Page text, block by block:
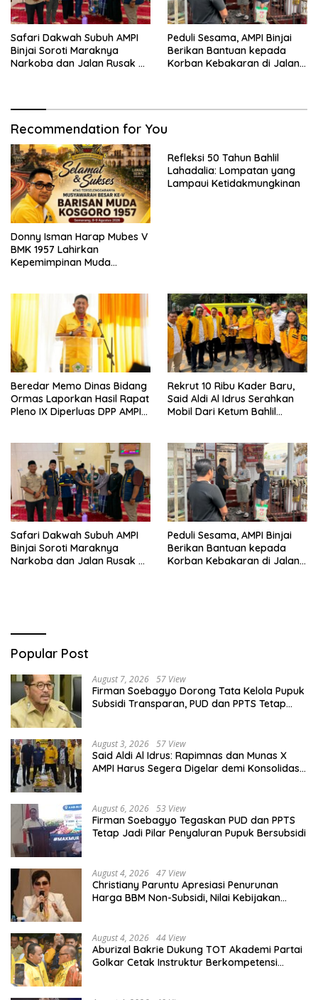
Safari Dakwah Subuh AMPI
Binjai Soroti Maraknya
Narkoba dan Jalan Rusak di
Peduli Sesama, AMPI Binjai
Berikan Bantuan kepada
Korban Kebakaran di Jalan
Recommendation for You
Donny Isman Harap Mubes V
BMK 1957 Lahirkan
Kepemimpinan Muda
1957
Refleksi 50 Tahun Bahlil
Lahadalia: Lompatan yang
Lampaui Ketidakmungkinan
Beredar Memo Dinas Bidang
Ormas Laporkan Hasil Rapat
Pleno IX Diperluas DPP AMPI
Rekrut 10 Ribu Kader Baru,
Said Aldi Al Idrus Serahkan
Mobil Dari Ketum Bahlil
Safari Dakwah Subuh AMPI
Binjai Soroti Maraknya
Narkoba dan Jalan Rusak di
Peduli Sesama, AMPI Binjai
Berikan Bantuan kepada
Korban Kebakaran di Jalan
Popular Post
August 7, 2026 57 View
Firman Soebagyo Dorong Tata Kelola Pupuk
Subsidi Transparan, PUD dan PPTS Tetap
August 3, 2026 57 View
Said Aldi Al Idrus: Rapimnas dan Munas X
AMPI Harus Segera Digelar demi Konsolidasi
August 6, 2026 53 View
Firman Soebagyo Tegaskan PUD dan PPTS
Tetap Jadi Pilar Penyaluran Pupuk Bersubsidi
August 4, 2026 47 View
Christiany Paruntu Apresiasi Penurunan
Harga BBM Non-Subsidi, Nilai Kebijakan
August 4, 2026 44 View
Aburizal Bakrie Dukung TOT Akademi Partai
Golkar Cetak Instruktur Berkompetensi